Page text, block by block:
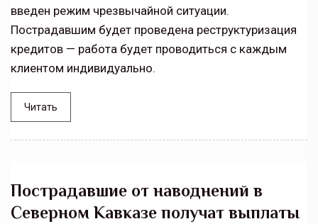
введен режим чрезвычайной ситуации.
Пострадавшим будет проведена реструктуризация
кредитов — работа будет проводиться с каждым
клиентом индивидуально.
Читать
Пострадавшие от наводнений в
Северном Кавказе получат выплаты